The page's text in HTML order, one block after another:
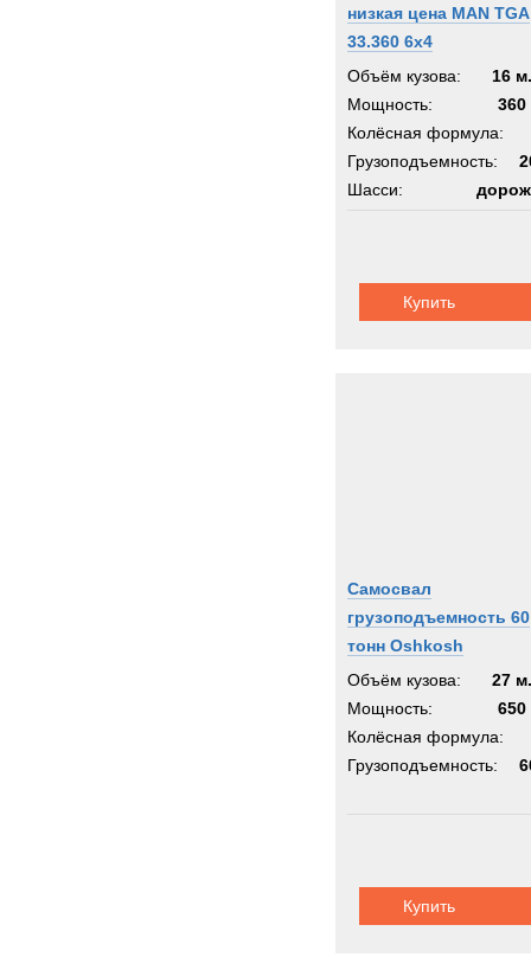
низкая цена MAN TGA
33.360 6x4
Объём кузова:
16
Мощность:
360
Колёсная формула:
Грузоподъемность:
Шасси:
Купить
Самосвал
грузоподъемность 60
тонн Oshkosh
Объём кузова:
27
Мощность:
650
Колёсная формула:
Грузоподъемность:
Купить